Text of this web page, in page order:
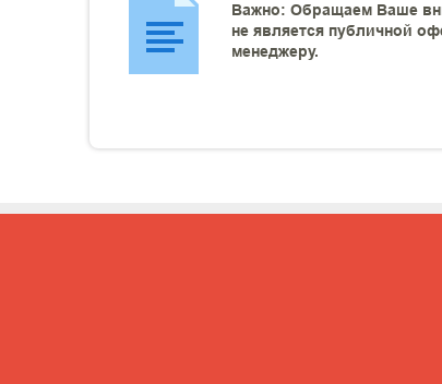
Важно: Обращаем Ваше
не является публичной
менеджеру.